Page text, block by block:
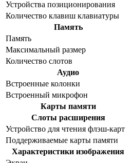
Устройства позиционирования
Количество клавиш клавиатуры
Память
Память
Максимальный размер
Количество слотов
Аудио
Встроенные колонки
Встроенный микрофон
Карты памяти
Слоты расширения
Устройство для чтения флэш-карт
Поддерживаемые карты памяти
Характеристики изображения